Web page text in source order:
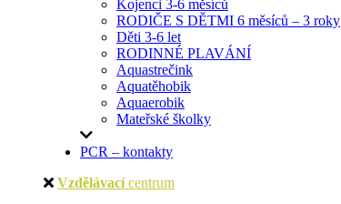
Kojenci 3-6 měsíců
RODIČE S DĚTMI 6 měsíců – 3 roky
Děti 3-6 let
RODINNÉ PLAVÁNÍ
Aquastrečink
Aquatěhobik
Aquaerobik
Mateřské školky
PCR – kontakty
Vzdělávací centrum